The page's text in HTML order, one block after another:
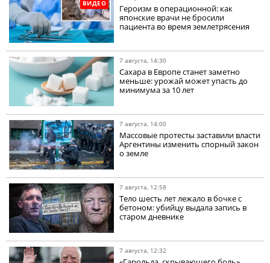
ВИДЕО
Героизм в операционной: как
японские врачи не бросили
пациента во время землетрясения
7 августа, 14:30
Сахара в Европе станет заметно
меньше: урожай может упасть до
минимума за 10 лет
7 августа, 14:00
Массовые протесты заставили власти
Аргентины изменить спорный закон
о земле
7 августа, 12:58
Тело шесть лет лежало в бочке с
бетоном: убийцу выдала запись в
старом дневнике
7 августа, 12:32